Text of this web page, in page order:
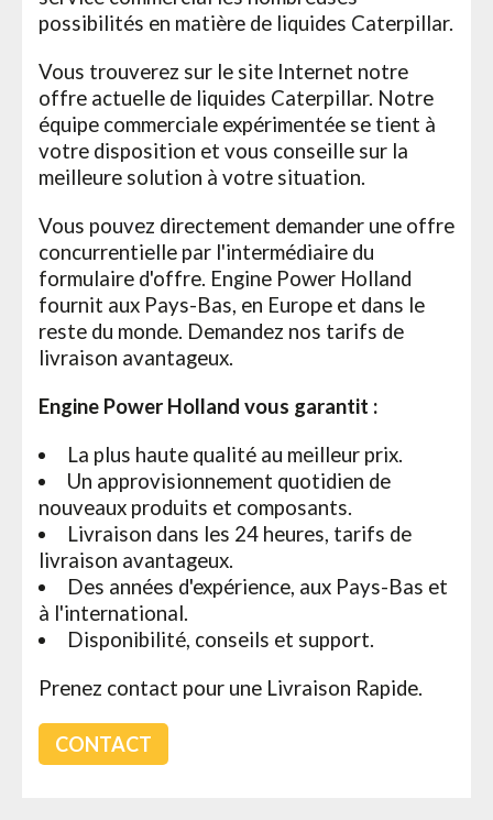
possibilités en matière de liquides Caterpillar.
Vous trouverez sur le site Internet notre
offre actuelle de liquides Caterpillar. Notre
équipe commerciale expérimentée se tient à
votre disposition et vous conseille sur la
meilleure solution à votre situation.
Vous pouvez directement demander une offre
concurrentielle par l'intermédiaire du
formulaire d'offre. Engine Power Holland
fournit aux Pays-Bas, en Europe et dans le
reste du monde. Demandez nos tarifs de
livraison avantageux.
Engine Power Holland vous garantit :
La plus haute qualité au meilleur prix.
Un approvisionnement quotidien de
nouveaux produits et composants.
Livraison dans les 24 heures, tarifs de
livraison avantageux.
Des années d'expérience, aux Pays-Bas et
à l'international.
Disponibilité, conseils et support.
Prenez contact pour une Livraison Rapide.
CONTACT